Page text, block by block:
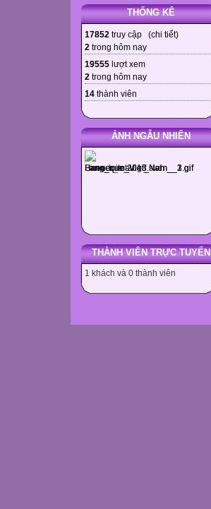
THỐNG KÊ
17852 truy cập (chi tiết)
2 trong hôm nay
19555 lượt xem
2 trong hôm nay
14 thành viên
ẢNH NGẪU NHIÊN
THÀNH VIÊN TRỰC TUYẾN
1 khách và 0 thành viên